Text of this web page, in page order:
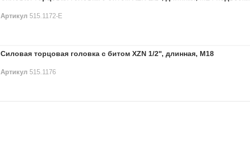
Артикул 515.1172-E
Силовая торцовая головка с битом XZN 1/2'', длинная, M18
Артикул 515.1176